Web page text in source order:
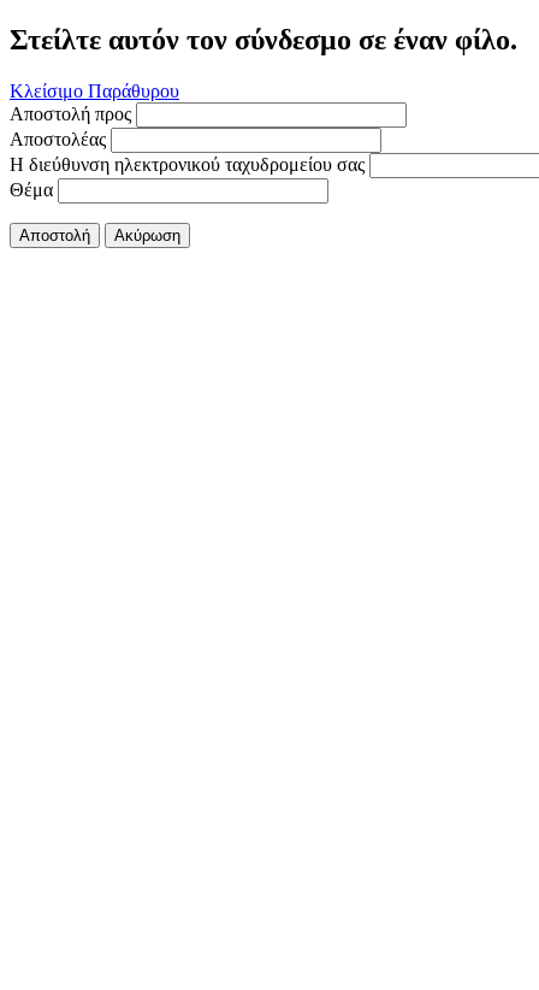
Στείλτε αυτόν τον σύνδεσμο σε έναν φίλο.
Κλείσιμο Παράθυρου
Αποστολή προς
Αποστολέας
Η διεύθυνση ηλεκτρονικού ταχυδρομείου σας
Θέμα
Αποστολή Ακύρωση